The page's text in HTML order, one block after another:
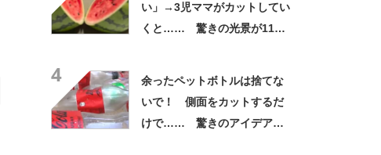
い」→3児ママがカットしてい
くと…… 驚きの光景が110
4
余ったペットボトルは捨てな
いで！ 側面をカットするだ
けで…… 驚きのアイデアに